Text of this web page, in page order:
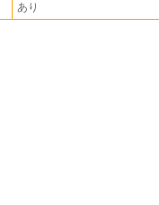
あり